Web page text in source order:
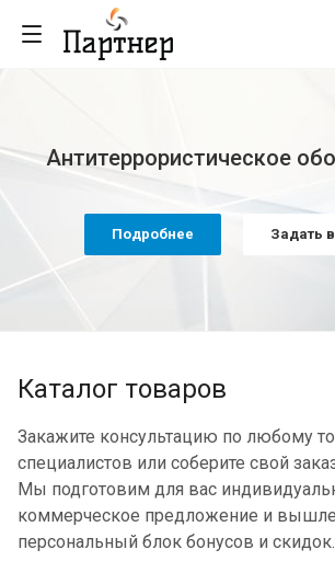
Антитеррористическое
Подробнее Задать
Каталог товаров
Закажите консультацию по любому
специалистов или соберите свой
Мы подготовим для вас
коммерческое предложение и
персональный блок бонусов и скидок.